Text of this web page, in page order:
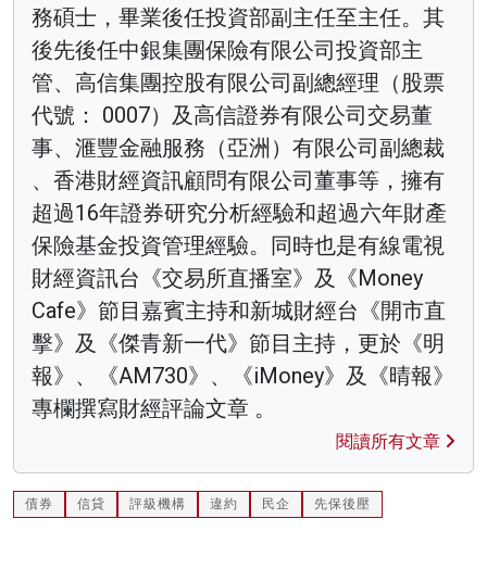
務碩士，畢業後任投資部副主任至主任。其
後先後任中銀集團保險有限公司投資部主
管、高信集團控股有限公司副總經理（股票
代號： 0007）及高信證券有限公司交易董
事、滙豐金融服務（亞洲）有限公司副總裁
、香港財經資訊顧問有限公司董事等，擁有
超過16年證券研究分析經驗和超過六年財產
保險基金投資管理經驗。同時也是有線電視
財經資訊台《交易所直播室》及《Money
Cafe》節目嘉賓主持和新城財經台《開市直
擊》及《傑青新一代》節目主持，更於《明
報》、《AM730》、《iMoney》及《晴報》
專欄撰寫財經評論文章 。
閱讀所有文章
債券 信貸 評級機構 違約 民企 先保後壓